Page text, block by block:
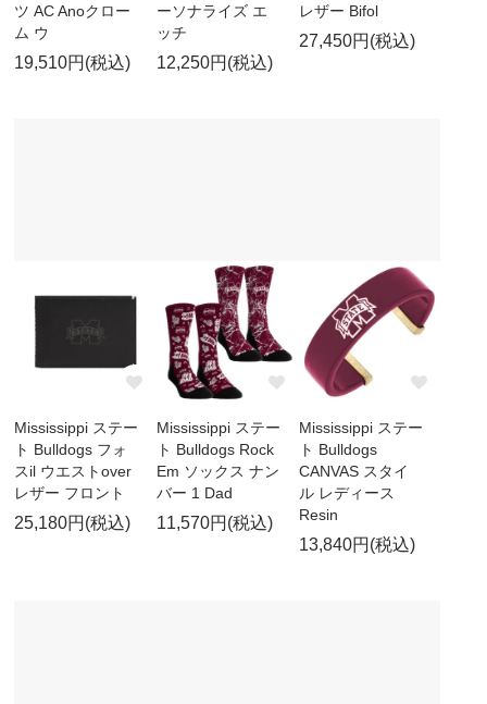
ツ AC Anoクロー
ム ウ
19,510円(税込)
ーソナライズ エ
ッチ
12,250円(税込)
レザー Bifol
27,450円(税込)
Mississippi ステー
ト Bulldogs フォ
スil ウエストover
レザー フロント
25,180円(税込)
Mississippi ステー
ト Bulldogs Rock
Em ソックス ナン
バー 1 Dad
11,570円(税込)
Mississippi ステー
ト Bulldogs
CANVAS スタイ
ル レディース
Resin
13,840円(税込)